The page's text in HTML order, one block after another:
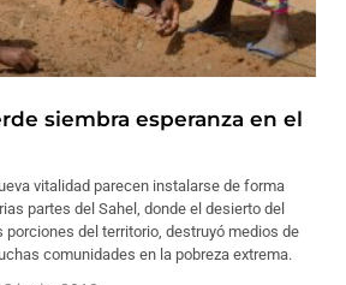
siembra esperanza en el
vitalidad parecen instalarse de forma
partes del Sahel, donde el desierto del
porciones del territorio, destruyó medios de
comunidades en la pobreza extrema.